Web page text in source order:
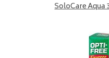
SoloCare Aqua